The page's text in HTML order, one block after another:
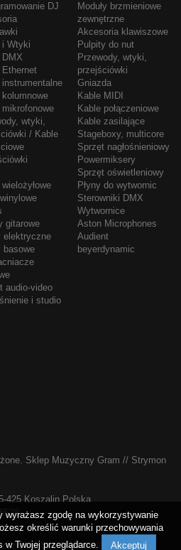
DJ
i Wtyki
DMX
Ethernet
instrumentalne
kolumnowe
mikrofonowe
wtyki,
/ Kable
gitarowe
elektryczne
basowe
audio-video
i studio
Moduły brzmieniowe
zewnętrzne
Akcesoria klawiszowe
Pulpity do nut
Przewody, wtyki,
przejściówki
Gniazda
Kable MIDI
Kable połączeniowe
Kable zasilające
Stageboxy, multicore
Sprzęt nagłośnieniowy
Powermiksery
Sprzęt oświetleniowy
Płyny do wytwornic
Sterowniki DMX
Wytwornice
Aston Microphones
Audient
beyerdynamic
Sklep Muzyczny Gram // Strymon
425 Koszalin Polska
wyrażasz zgodę na wykorzystywanie
określić warunki przechowywania
w Twojej przeglądarce.
Akceptuj
5kg Substral// ASTVIT